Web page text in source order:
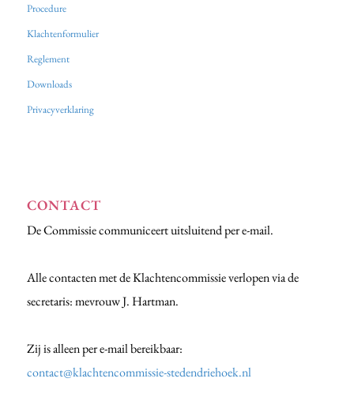
Procedure
Klachtenformulier
Reglement
Downloads
Privacyverklaring
CONTACT
De Commissie communiceert uitsluitend per e-mail.
Alle contacten met de Klachtencommissie verlopen via de
secretaris: mevrouw J. Hartman.
Zij is alleen per e-mail bereikbaar:
contact@klachtencommissie-stedendriehoek.nl